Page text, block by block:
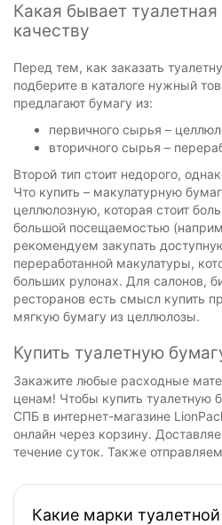
Какая бывает
качеству
Перед тем, как заказать
подберите в каталоге нужный
предлагают бумагу из:
первичного сырья –
вторичного сырья –
Второй тип стоит недорого,
Что купить – макулатурную
целлюлозную, которая стоит
большой посещаемостью
рекомендуем закупать
переработанной макулатуры,
больших рулонах. Для салонов,
ресторанов есть смысл купить
мягкую бумагу из целлюлозы.
Купить туалетную
Закажите любые расходные
ценам! Чтобы купить туалетную
СПБ в интернет-магазине
онлайн через корзину.
течение суток. Также
Какие марки